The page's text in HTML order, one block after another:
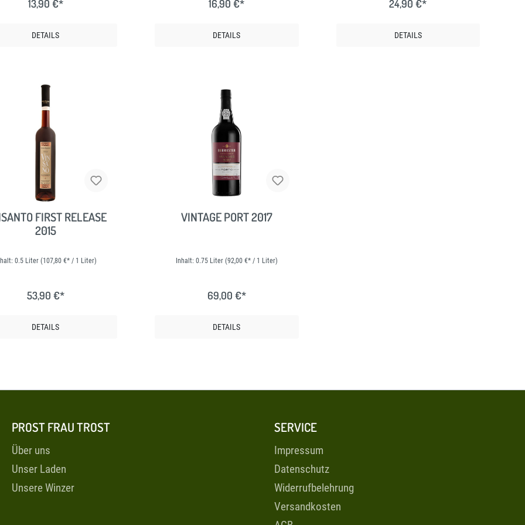
13,90 €*
DETAILS
16,90 €*
DETAILS
24,90 €*
DETAILS
FIRST RELEASE
2015
0.5 Liter (107,80 €* / 1 Liter)
53,90 €*
DETAILS
VINTAGE PORT 2017
Inhalt: 0.75 Liter (92,00 €* / 1 Liter)
69,00 €*
DETAILS
PROST FRAU TROST
Über uns
Unser Laden
Unsere Winzer
SERVICE
Impressum
Datenschutz
Widerrufbelehrung
Versandkosten